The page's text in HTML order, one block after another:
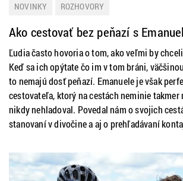
NOVINKY ROZHOVORY
Ako cestovať bez peňazí s
Ľudia často hovoria o tom, ako veľmi by
Keď sa ich opýtate čo im v tom bráni,
to nemajú dosť peňazí. Emanuele je však
cestovateľa, ktorý na cestách neminie takmer
nikdy nehladoval. Povedal nám o svojich
stanovaní v divočine a aj o prehľadávaní